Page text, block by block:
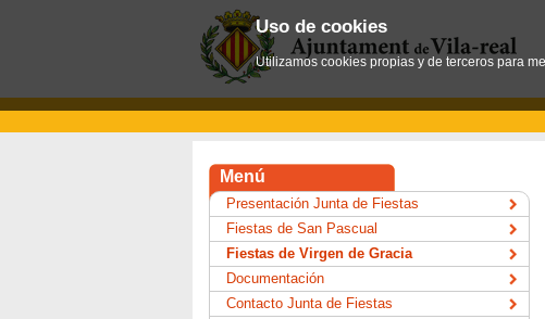
Menú
Presentación Junta de Fiestas
Fiestas de San Pascual
Fiestas de Virgen de Gracia
Documentación
Contacto Junta de Fiestas
Uso de cookies
Utilizamos cookies propias y de terceros para